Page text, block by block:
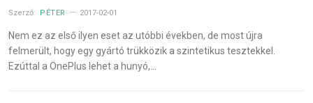
Szerző: PÉTER 2017-02-01
Nem ez az első ilyen eset az utóbbi években, de most újra
felmerült, hogy egy gyártó trükközik a szintetikus tesztekkel.
Ezúttal a OnePlus lehet a hunyó,…